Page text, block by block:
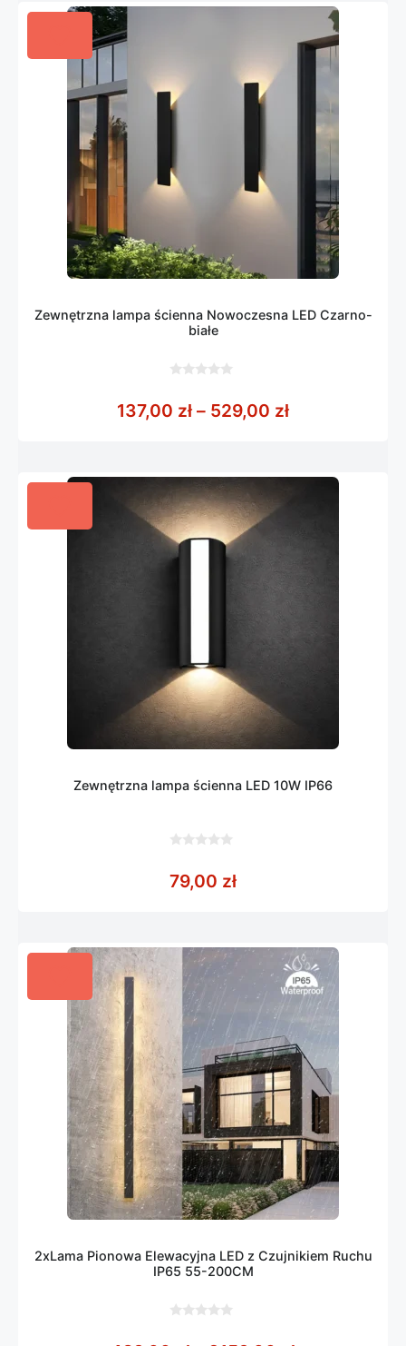
Zewnętrzna lampa ścienna Nowoczesna LED Czarno-
białe
5
137,00 zł – 529,00 złZakres cen:
Zewnętrzna lampa ścienna LED 10W IP66
5
79,00 zł
2xLama Pionowa Elewacyjna LED z Czujnikiem Ruchu
IP65 55-200CM